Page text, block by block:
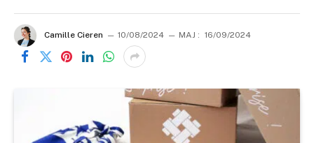
Camille Cieren 10/08/2024 MAJ : 16/09/2024